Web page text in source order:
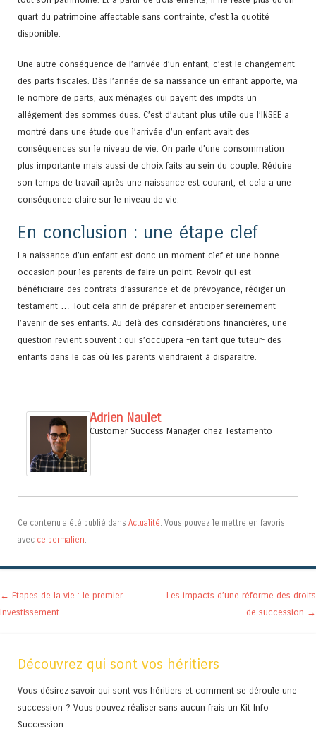
quart du patrimoine affectable sans contrainte, c’est la quotité
disponible.
Une autre conséquence de l’arrivée d’un enfant, c’est le changement
des parts fiscales. Dès l’année de sa naissance un enfant apporte, via
le nombre de parts, aux ménages qui payent des impôts un
allégement des sommes dues. C’est d’autant plus utile que l’INSEE a
montré dans une étude que l’arrivée d’un enfant avait des
conséquences sur le niveau de vie. On parle d’une consommation
plus importante mais aussi de choix faits au sein du couple. Réduire
son temps de travail après une naissance est courant, et cela a une
conséquence claire sur le niveau de vie.
En conclusion : une étape clef
La naissance d’un enfant est donc un moment clef et une bonne
occasion pour les parents de faire un point. Revoir qui est
bénéficiaire des contrats d’assurance et de prévoyance, rédiger un
testament … Tout cela afin de préparer et anticiper sereinement
l’avenir de ses enfants. Au delà des considérations financières, une
question revient souvent : qui s’occupera -en tant que tuteur- des
enfants dans le cas où les parents viendraient à disparaitre.
Adrien Naulet
Customer Success Manager chez Testamento
Ce contenu a été publié dans Actualité. Vous pouvez le mettre en favoris
avec ce permalien.
Navigation des articles
← Etapes de la vie : le premier
investissement
Les impacts d’une réforme des droits
de succession →
Découvrez qui sont vos héritiers
Vous désirez savoir qui sont vos héritiers et comment se déroule une
succession ? Vous pouvez réaliser sans aucun frais un Kit Info
Succession.